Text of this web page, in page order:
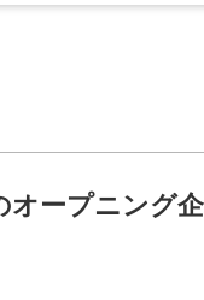
オープニング